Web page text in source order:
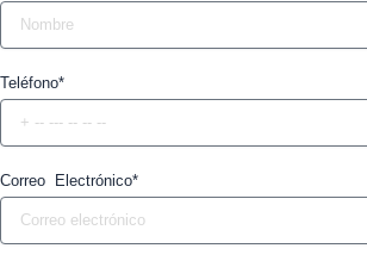
Teléfono*
Correo Electrónico*